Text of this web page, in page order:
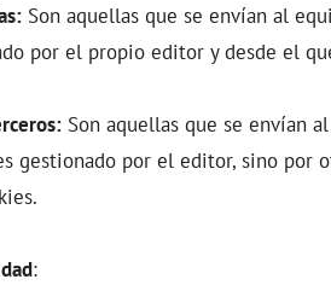
Son aquellas que se envían al
por el propio editor y desde el
Son aquellas que se envían
gestionado por el editor, sino por
: